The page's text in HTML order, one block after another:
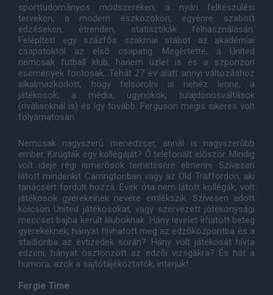
sporttudományos módszereken, a nyári felkészülési
terveken, a modern eszközökön, egyénre szabott
edzéseken, étrenden, statisztikák felhasználásán.
Felépített egy százfõs szakmai stábot az akadémiai
csapatoktól az elsõ csapatig. Megértette, a United
nemcsak futball klub, hanem üzlet is és a szponzori
események fontosak. Tehát 27 év alatt annyi változáshoz
alkalmazkodott, hogy felsorolni is nehéz lenne, a
játékosok, a média, ügynökök, tulajdonosváltások
(riválisoknál is) és így tovább. Ferguson mégis sikeres volt
folyamatosan.
Nemcsak nagyszerû menedzser, annál is nagyszerûbb
ember. Kirúgták egy kollégáját? Õ telefonált elõször. Mindig
volt ideje régi ismerõsök temetésére elmenni. Szívesen
látott mindenkit Carringtonban vagy az Old Traffordon, aki
tanácsért fordult hozzá. Évek óta nem látott kollégák, volt
játékosok gyerekeinek nevére emlékszik. Szívesen adott
kölcsön United játékosokat, vagy szervezett jótékonysági
meccset bajba került kluboknak. Hány levelet írhatott beteg
gyerekeknek, hányat hívhatott meg az edzõközpontba és a
stadionba az évtizedek során? Hány volt játékosát hívta
edzeni, hányat ösztönzött az edzõi vizsgákra? És hát a
humora, azok a sajtótájékoztatók, interjúk!
Fergie Time